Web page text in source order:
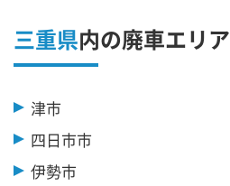
三重県内の廃車エリア
津市
四日市市
伊勢市